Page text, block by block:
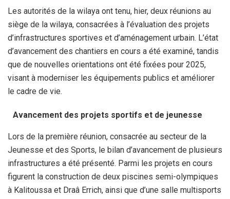
Les autorités de la wilaya ont tenu, hier, deux réunions au
siège de la wilaya, consacrées à l’évaluation des projets
d’infrastructures sportives et d’aménagement urbain. L’état
d’avancement des chantiers en cours a été examiné, tandis
que de nouvelles orientations ont été fixées pour 2025,
visant à moderniser les équipements publics et améliorer
le cadre de vie.
Avancement des projets sportifs et de jeunesse
Lors de la première réunion, consacrée au secteur de la
Jeunesse et des Sports, le bilan d’avancement de plusieurs
infrastructures a été présenté. Parmi les projets en cours
figurent la construction de deux piscines semi-olympiques
à Kalitoussa et Draâ Errich, ainsi que d’une salle multisports